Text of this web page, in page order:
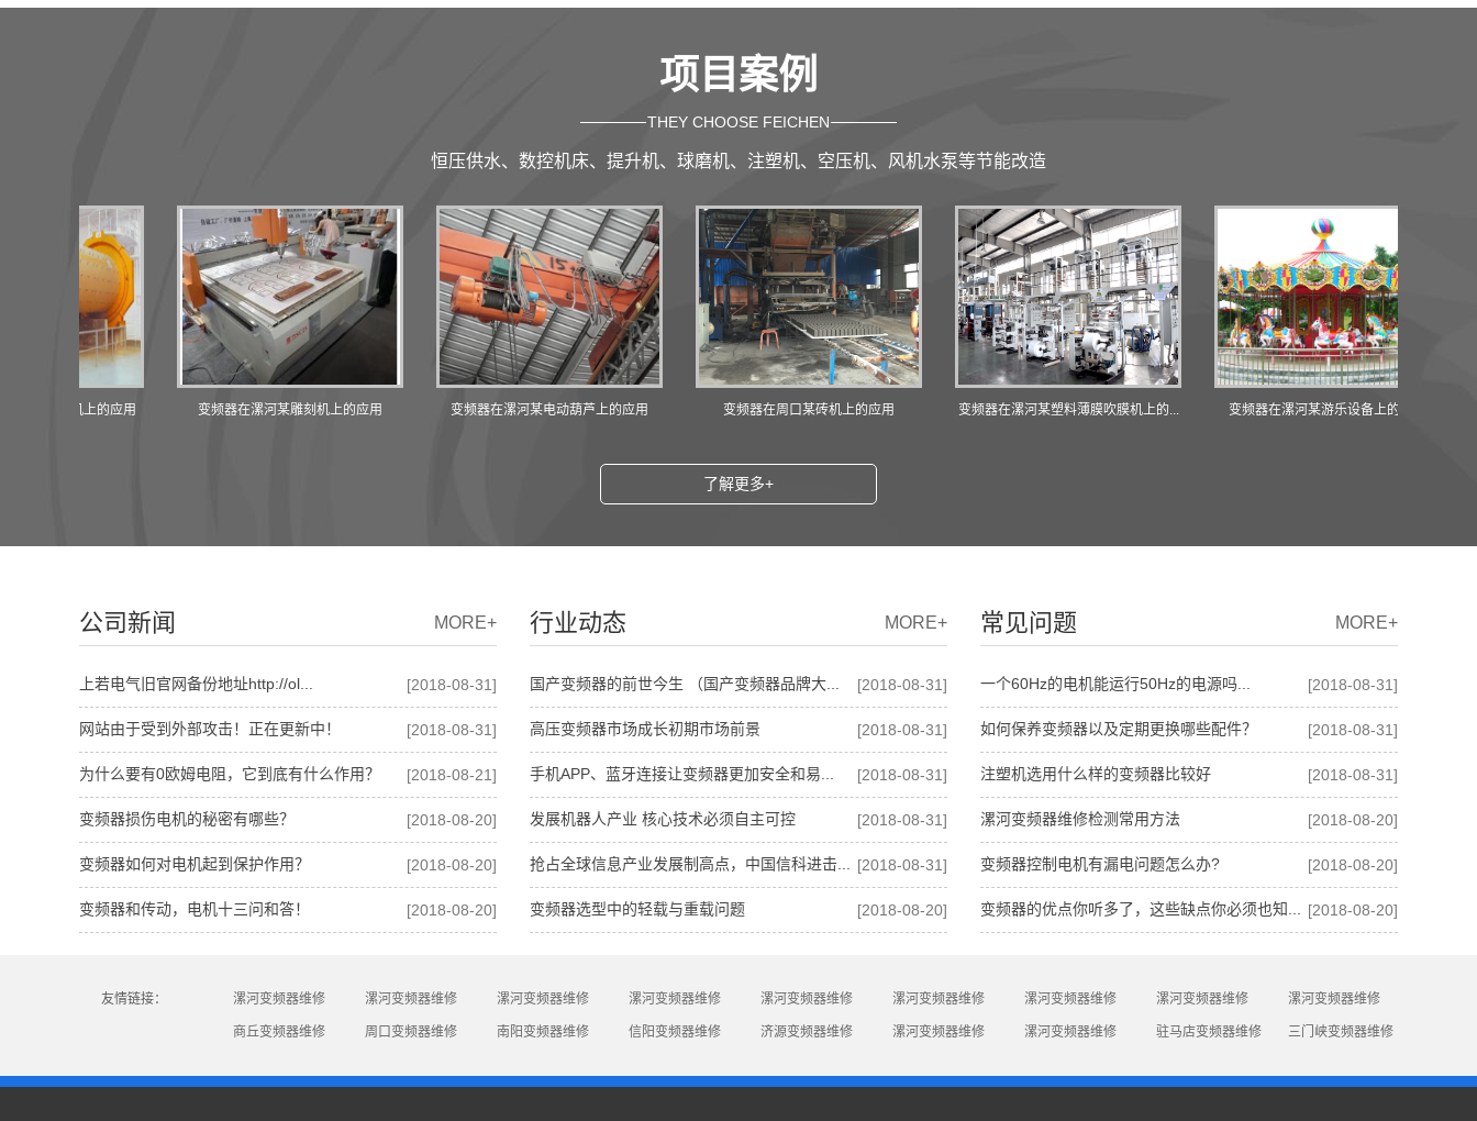
项目案例
THEY CHOOSE FEICHEN
恒压供水、数控机床、提升机、球磨机、注塑机、空压机、风机水泵等节能改造
变频器在漯河某雕刻机上的应用 变频器在漯河某电动葫芦上的应用 变频器在周口某砖机上的应用 变频器在漯河某塑料薄膜吹膜机上的... 变频器在漯河某游乐设备上的应用
了解更多+
MORE+
公司新闻
[2018-08-31]
上若电气旧官网备份地址http://ol...
[2018-08-31]
网站由于受到外部攻击！正在更新中！
[2018-08-21]
为什么要有0欧姆电阻，它到底有什么作用？
[2018-08-20]
变频器损伤电机的秘密有哪些？
[2018-08-20]
变频器如何对电机起到保护作用？
[2018-08-20]
变频器和传动，电机十三问和答！
MORE+
行业动态
[2018-08-31]
国产变频器的前世今生 （国产变频器品牌大...
[2018-08-31]
高压变频器市场成长初期市场前景
[2018-08-31]
手机APP、蓝牙连接让变频器更加安全和易...
[2018-08-31]
发展机器人产业 核心技术必须自主可控
[2018-08-31]
抢占全球信息产业发展制高点，中国信科进击...
[2018-08-20]
变频器选型中的轻载与重载问题
MORE+
常见问题
[2018-08-31]
一个60Hz的电机能运行50Hz的电源吗...
[2018-08-31]
如何保养变频器以及定期更换哪些配件？
[2018-08-31]
注塑机选用什么样的变频器比较好
[2018-08-20]
漯河变频器维修检测常用方法
[2018-08-20]
变频器控制电机有漏电问题怎么办?
[2018-08-20]
变频器的优点你听多了，这些缺点你必须也知...
友情链接： 漯河变频器维修 漯河变频器维修 漯河变频器维修 漯河变频器维修 漯河变频器维修 漯河变频器维修 漯河变频器维修 漯河变频器维修 漯河变频器维修
商丘变频器维修 周口变频器维修 南阳变频器维修 信阳变频器维修 济源变频器维修 漯河变频器维修 漯河变频器维修 驻马店变频器维修 三门峡变频器维修